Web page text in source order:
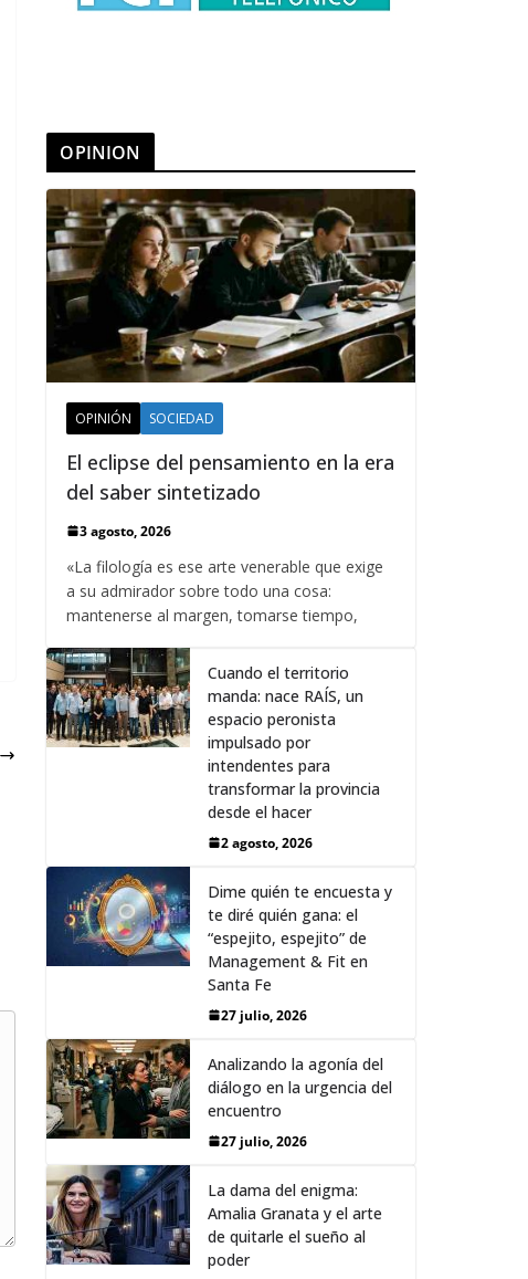
OPINION
OPINIÓN SOCIEDAD
El eclipse del pensamiento en la era
del saber sintetizado
3 agosto, 2026
«La filología es ese arte venerable que exige
a su admirador sobre todo una cosa:
mantenerse al margen, tomarse tiempo,
Cuando el territorio
manda: nace RAÍS, un
espacio peronista
impulsado por
intendentes para
transformar la provincia
desde el hacer
2 agosto, 2026
Dime quién te encuesta y
te diré quién gana: el
“espejito, espejito” de
Management & Fit en
Santa Fe
27 julio, 2026
Analizando la agonía del
diálogo en la urgencia del
encuentro
27 julio, 2026
La dama del enigma:
Amalia Granata y el arte
de quitarle el sueño al
poder